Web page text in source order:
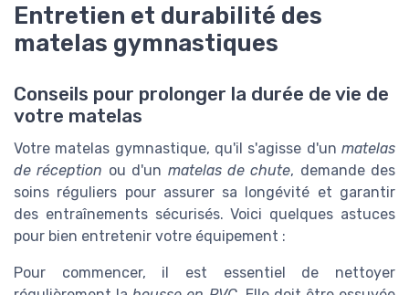
Entretien et durabilité des
matelas gymnastiques
Conseils pour prolonger la durée de vie de
votre matelas
Votre matelas gymnastique, qu'il s'agisse d'un matelas
de réception ou d'un matelas de chute, demande des
soins réguliers pour assurer sa longévité et garantir
des entraînements sécurisés. Voici quelques astuces
pour bien entretenir votre équipement :
Pour commencer, il est essentiel de nettoyer